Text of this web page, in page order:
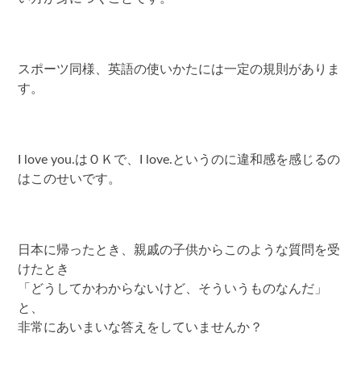
スポーツ同様、英語の使いかたには一定の規則がありま
す。
I love you.はＯＫで、I love.というのに違和感を感じるの
はこのせいです。
日本に帰ったとき、親戚の子供からこのような質問を受
けたとき
「どうしてかわからないけど、そういうものなんだ」
と、
非常にあいまいな答えをしていませんか？